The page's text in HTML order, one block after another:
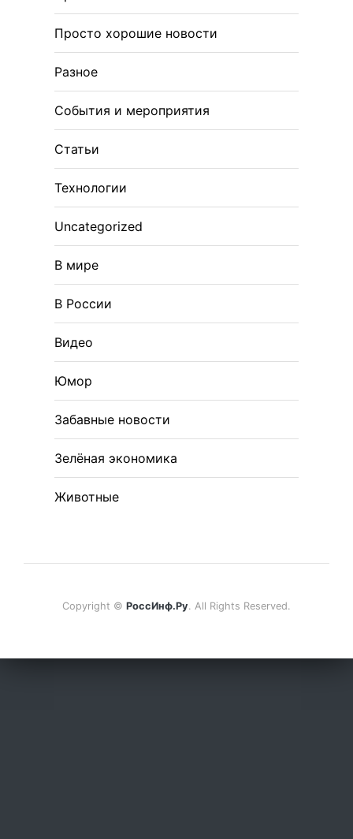
Просто хорошие новости
Разное
События и мероприятия
Статьи
Технологии
Uncategorized
В мире
В России
Видео
Юмор
Забавные новости
Зелёная экономика
Животные
Copyright © РоссИнф.Ру. All Rights Reserved.